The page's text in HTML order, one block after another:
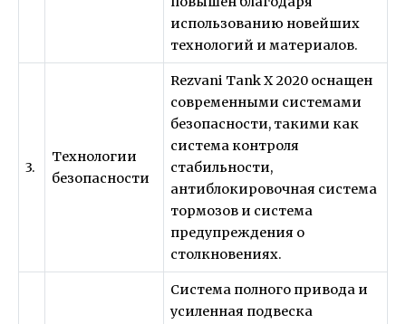
использованию новейших
технологий и материалов.
3.
Технологии
безопасности
Rezvani Tank X 2020 оснащен
современными системами
безопасности, такими как
система контроля
стабильности,
антиблокировочная система
тормозов и система
предупреждения о
столкновениях.
Система полного привода и
усиленная подвеска